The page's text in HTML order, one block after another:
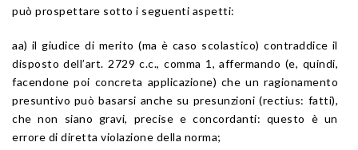
può prospettare sotto i seguenti aspetti:
aa) il giudice di merito (ma è caso scolastico) contraddice il
disposto dell’art. 2729 c.c., comma 1, affermando (e, quindi,
facendone poi concreta applicazione) che un ragionamento
presuntivo può basarsi anche su presunzioni (rectius: fatti),
che non siano gravi, precise e concordanti: questo è un
errore di diretta violazione della norma;